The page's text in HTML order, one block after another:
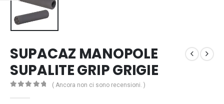
SUPACAZ MANOPOLE
SUPALITE GRIP GRIGIE
( Ancora non ci sono recensioni. )